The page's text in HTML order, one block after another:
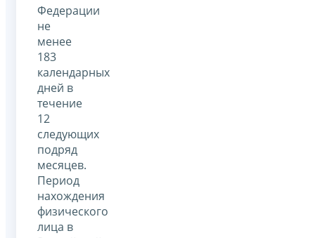
Федерации
не
менее
183
календарных
дней в
течение
12
следующих
подряд
месяцев.
Период
нахождения
физического
лица в